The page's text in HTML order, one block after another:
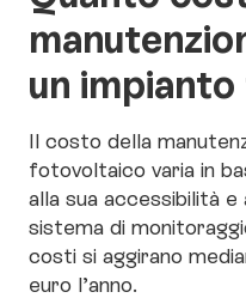
un
Il costo della
fotovoltaico varia in
alla sua accessibilità
sistema di
costi si aggirano
euro l’anno.